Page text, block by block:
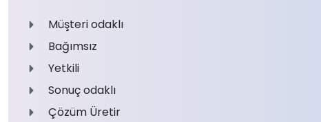
Müşteri odaklı
Bağımsız
Yetkili
Sonuç odaklı
Çözüm Üretir